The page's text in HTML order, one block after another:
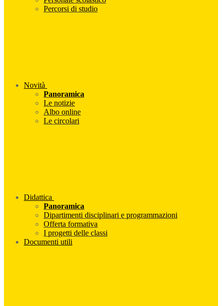
Percorsi di studio
Novità
Panoramica
Le notizie
Albo online
Le circolari
Didattica
Panoramica
Dipartimenti disciplinari e programmazioni
Offerta formativa
I progetti delle classi
Documenti utili